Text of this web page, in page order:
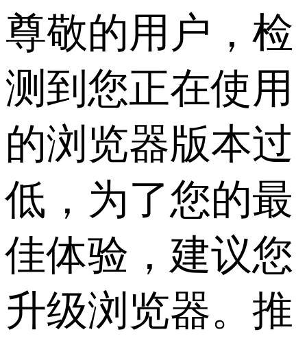
尊敬的用户，检
测到您正在使用
的浏览器版本过
低，为了您的最
佳体验，建议您
升级浏览器。推